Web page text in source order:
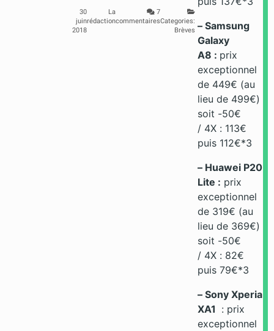
30
juin
2018
La
rédaction
7
commentairesCategories:
Brèves – Samsung
Galaxy
A8 : prix
exceptionnel
de 449€ (au
lieu de 499€)
soit -50€
/ 4X : 113€
puis 112€*3
– Huawei P20
Lite : prix
exceptionnel
de 319€ (au
lieu de 369€)
soit -50€
/ 4X : 82€
puis 79€*3
– Sony Xperia
XA1 : prix
exceptionnel